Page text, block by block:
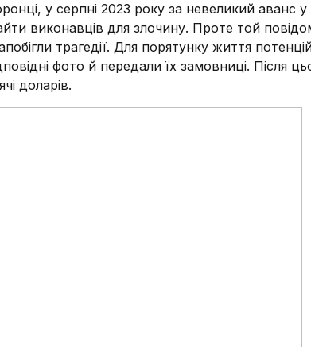
у серпні 2023 року за невеликий аванс у
виконавців для злочину. Проте той
трагедії. Для порятунку життя
фото й передали їх замовниці. Після
доларів.